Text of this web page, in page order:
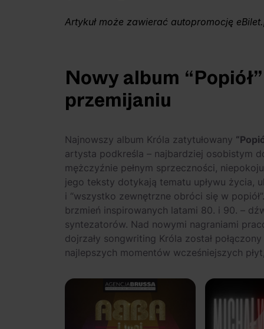
Artykuł może zawierać autopromocję
Nowy album
przemijaniu
Najnowszy album Króla zatytułowany
artysta podkreśla – najbardziej osobistym
mężczyźnie pełnym sprzeczności,
jego teksty dotykają tematu upływu życia,
i “wszystko zewnętrzne obróci się w
brzmień inspirowanych latami 80. i 90. –
syntezatorów. Nad nowymi nagraniami
dojrzały songwriting Króla został
najlepszych momentów wcześniejszych